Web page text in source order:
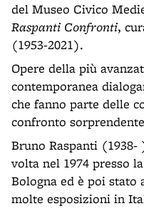
del Museo Civico
Raspanti Confronti,
(1953-2021).
Opere della più
contemporanea
che fanno parte delle
confronto
Bruno Raspanti
volta nel 1974 presso
Bologna ed è poi stato
molte esposizioni in